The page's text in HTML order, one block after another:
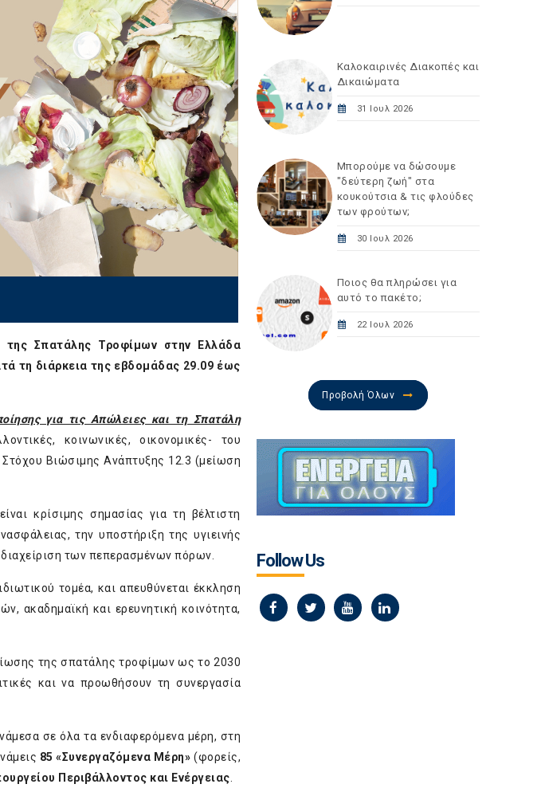
Σπατάλης Τροφίμων στην Ελλάδα
τη διάρκεια της εβδομάδας 29.09 έως
για τις Απώλειες και τη Σπατάλη
κοινωνικές, οικονομικές- του
Βιώσιμης Ανάπτυξης 12.3 (μείωση
κρίσιμης σημασίας για τη βέλτιστη
την υποστήριξη της υγιεινής
των πεπερασμένων πόρων.
τομέα, και απευθύνεται έκκληση
ακαδημαϊκή και ερευνητική κοινότητα,
της σπατάλης τροφίμων ως το 2030
και να προωθήσουν τη συνεργασία
σε όλα τα ενδιαφερόμενα μέρη, στη
85 «Συνεργαζόμενα Μέρη» (φορείς,
Περιβάλλοντος και Ενέργειας
Καλοκαιρινές Διακοπές και
Δικαιώματα
31 Ιουλ 2026
Μπορούμε να δώσουμε
"δεύτερη ζωή" στα
κουκούτσια & τις φλούδες
των φρούτων;
30 Ιουλ 2026
Ποιος θα πληρώσει για
αυτό το πακέτο;
22 Ιουλ 2026
Προβολή Όλων
Follow Us